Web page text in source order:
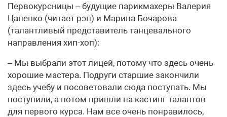
Первокурсницы – будущие парикмахеры Валерия
Цапенко (читает рэп) и Марина Бочарова
(талантливый представитель танцевального
направления хип-хоп):
– Мы выбрали этот лицей, потому что здесь очень
хорошие мастера. Подруги старшие закончили
здесь учебу и посоветовали сюда поступать. Мы
поступили, а потом пришли на кастинг талантов
для первого курса. Нам все очень понравилось,